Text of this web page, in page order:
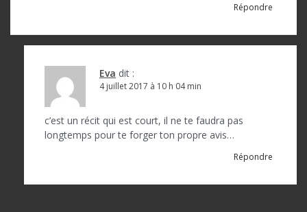
Répondre
Eva dit :
4 juillet 2017 à 10 h 04 min
c’est un récit qui est court, il ne te faudra pas
longtemps pour te forger ton propre avis…
Répondre